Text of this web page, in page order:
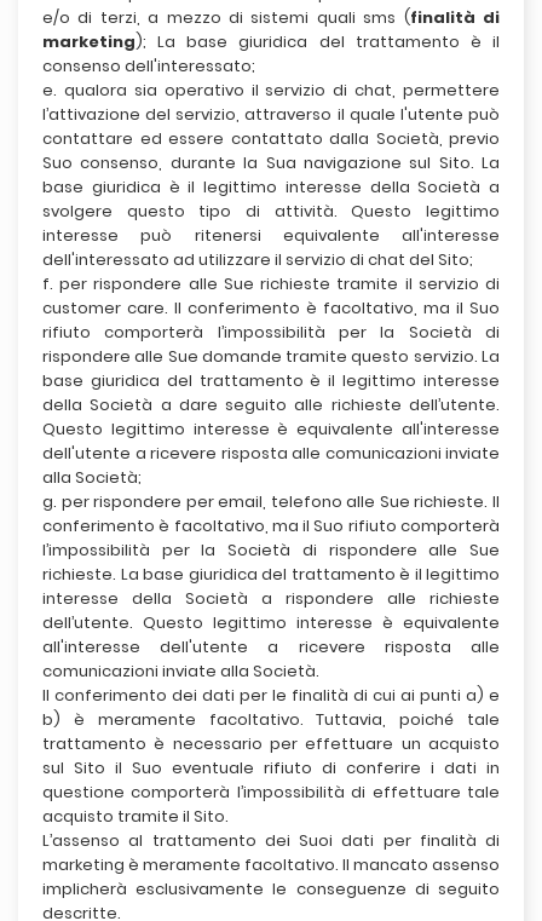
e/o di terzi, a mezzo di sistemi quali sms (finalità di
marketing); La base giuridica del trattamento è il
consenso dell'interessato;
e. qualora sia operativo il servizio di chat, permettere
l’attivazione del servizio, attraverso il quale l'utente può
contattare ed essere contattato dalla Società, previo
Suo consenso, durante la Sua navigazione sul Sito. La
base giuridica è il legittimo interesse della Società a
svolgere questo tipo di attività. Questo legittimo
interesse può ritenersi equivalente all'interesse
dell'interessato ad utilizzare il servizio di chat del Sito;
f. per rispondere alle Sue richieste tramite il servizio di
customer care. Il conferimento è facoltativo, ma il Suo
rifiuto comporterà l’impossibilità per la Società di
rispondere alle Sue domande tramite questo servizio. La
base giuridica del trattamento è il legittimo interesse
della Società a dare seguito alle richieste dell’utente.
Questo legittimo interesse è equivalente all'interesse
dell'utente a ricevere risposta alle comunicazioni inviate
alla Società;
g. per rispondere per email, telefono alle Sue richieste. Il
conferimento è facoltativo, ma il Suo rifiuto comporterà
l’impossibilità per la Società di rispondere alle Sue
richieste. La base giuridica del trattamento è il legittimo
interesse della Società a rispondere alle richieste
dell’utente. Questo legittimo interesse è equivalente
all'interesse dell'utente a ricevere risposta alle
comunicazioni inviate alla Società.
Il conferimento dei dati per le finalità di cui ai punti a) e
b) è meramente facoltativo. Tuttavia, poiché tale
trattamento è necessario per effettuare un acquisto
sul Sito il Suo eventuale rifiuto di conferire i dati in
questione comporterà l’impossibilità di effettuare tale
acquisto tramite il Sito.
L’assenso al trattamento dei Suoi dati per finalità di
marketing è meramente facoltativo. Il mancato assenso
implicherà esclusivamente le conseguenze di seguito
descritte.